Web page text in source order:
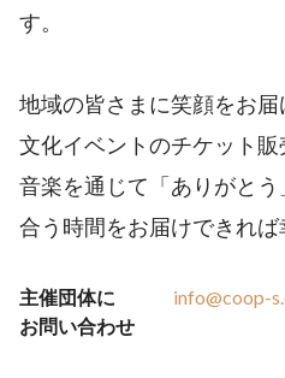
す。
地域の皆さまに笑顔をお
文化イベントのチケット販
音楽を通じて「ありがと
合う時間をお届けできれば
主催団体に
お問い合わせ
info@coop-